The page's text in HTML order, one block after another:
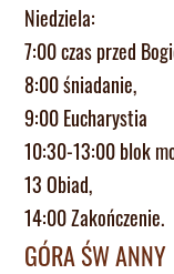
Niedziela:
7:00 czas przed
8:00 śniadanie,
9:00 Eucharystia
10:30-13:00 blok
13 Obiad,
14:00 Zakończenie.
GÓRA ŚW ANNY